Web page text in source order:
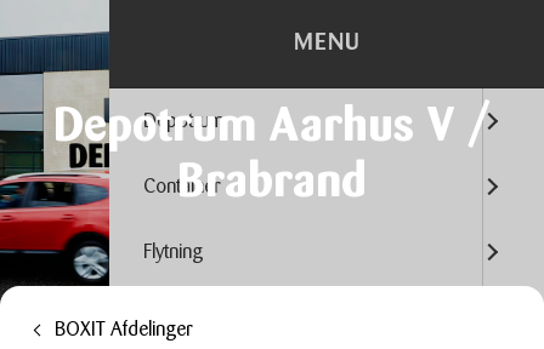
Depotrum Aarhus V /
Brabrand
BOXIT Afdelinger
MENU
Depotrum
Container
Flytning
Kontorhotel